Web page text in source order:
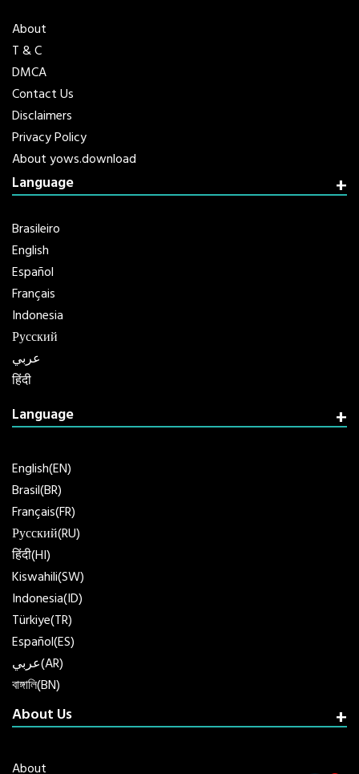
About
T & C
DMCA
Contact Us
Disclaimers
Privacy Policy
About yows.download
Language
Brasileiro
English
Español
Français
Indonesia
Русский
عربي
हिंदी
Language
English(EN)
Brasil(BR)
Français(FR)
Русский(RU)
हिंदी(HI)
Kiswahili(SW)
Indonesia(ID)
Türkiye(TR)
Español(ES)
عربي(AR)
বাঙ্গালি(BN)
About Us